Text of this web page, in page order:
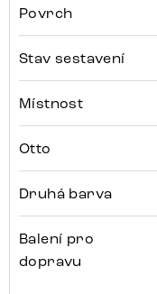
Povrch
Stav sestavení
Místnost
Otto
Druhá barva
Balení pro
dopravu